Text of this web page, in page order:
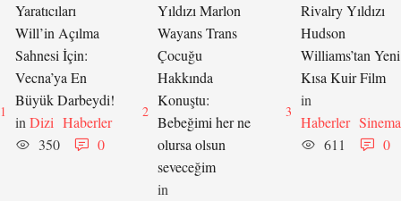
1
Yaratıcıları
Will’in Açılma
Sahnesi İçin:
Vecna’ya En
Büyük Darbeydi!
in Dizi Haberler
350
0
2
Yıldızı Marlon
Wayans Trans
Çocuğu
Hakkında
Konuştu:
Bebeğimi her ne
olursa olsun
seveceğim
in
3
Rivalry Yıldızı
Hudson
Williams’tan Yeni
Kısa Kuir Film
in
Haberler Sinema
611
0